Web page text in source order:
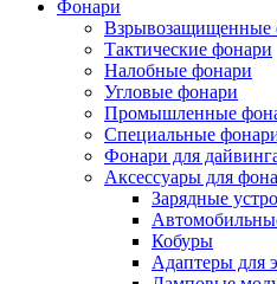
Фонари
Взрывозащищенные
Тактические фонари
Налобные фонари
Угловые фонари
Промышленные
Специальные
Фонари для
Аксессуары для
Зарядные
Кобуры
Адаптеры для